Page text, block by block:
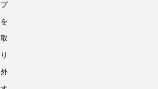
プ
を
取
り
外